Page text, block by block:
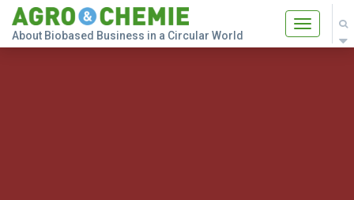
Toggle
About Biobased Business in a Circular World